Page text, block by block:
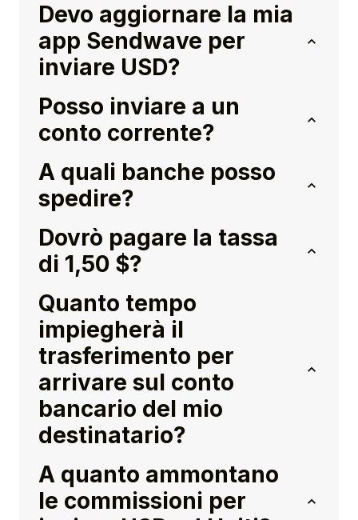
Devo aggiornare la mia
app Sendwave per
inviare USD?
Posso inviare a un
conto corrente?
A quali banche posso
spedire?
Dovrò pagare la tassa
di 1,50 $?
Quanto tempo
impiegherà il
trasferimento per
arrivare sul conto
bancario del mio
destinatario?
A quanto ammontano
le commissioni per